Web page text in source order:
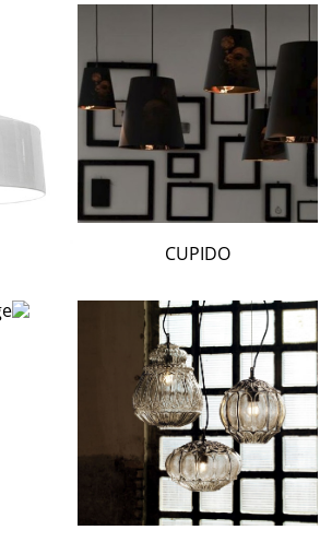
CUPIDO